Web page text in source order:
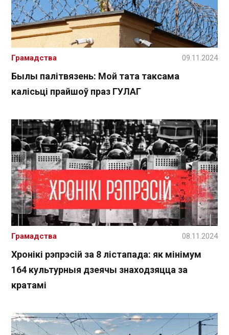
Былы палітвязень: Мой тата таксама
калісьці прайшоў праз ГУЛАГ
Грамадства 09.11.2024
Хронікі рэпрэсій за 8 лістапада: як мінімум
164 культурныя дзеячы знаходзяцца за
кратамі
Грамадства 08.11.2024